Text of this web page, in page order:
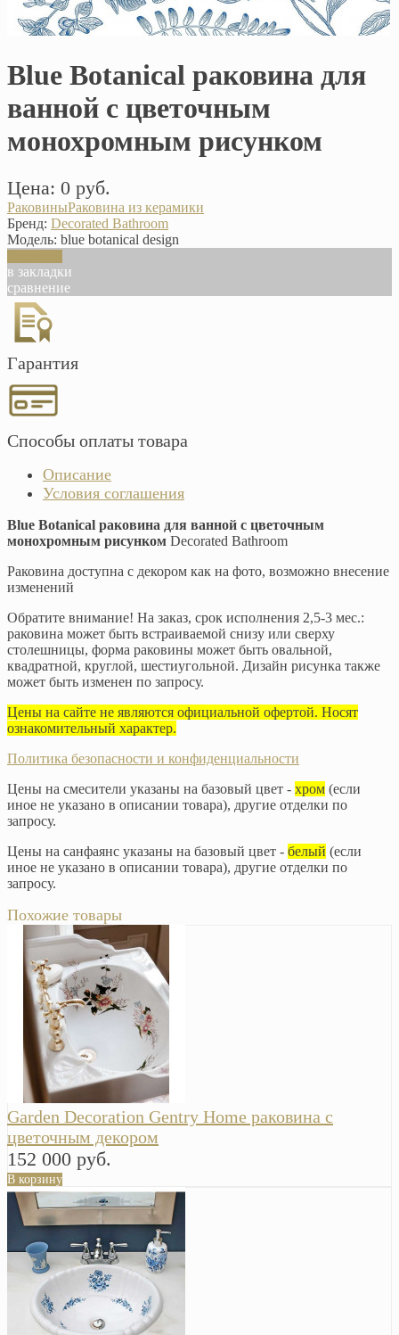
Blue Botanical раковина для
ванной с цветочным
монохромным рисунком
Цена: 0 руб.
РаковиныРаковина из керамики
Бренд: Decorated Bathroom
Модель: blue botanical design
в закладки
сравнение
Гарантия
Способы оплаты товара
Описание
Условия соглашения
Blue Botanical раковина для ванной с цветочным
монохромным рисунком Decorated Bathroom
Раковина доступна с декором как на фото, возможно внесение
изменений
Обратите внимание! На заказ, срок исполнения 2,5-3 мес.:
раковина может быть встраиваемой снизу или сверху
столешницы, форма раковины может быть овальной,
квадратной, круглой, шестиугольной. Дизайн рисунка также
может быть изменен по запросу.
Цены на сайте не являются официальной офертой. Носят
ознакомительный характер.
Политика безопасности и конфиденциальности
Цены на смесители указаны на базовый цвет - хром (если
иное не указано в описании товара), другие отделки по
запросу.
Цены на санфаянс указаны на базовый цвет - белый (если
иное не указано в описании товара), другие отделки по
запросу.
Похожие товары
Garden Decoration Gentry Home раковина с
цветочным декором
152 000 руб.
В корзину